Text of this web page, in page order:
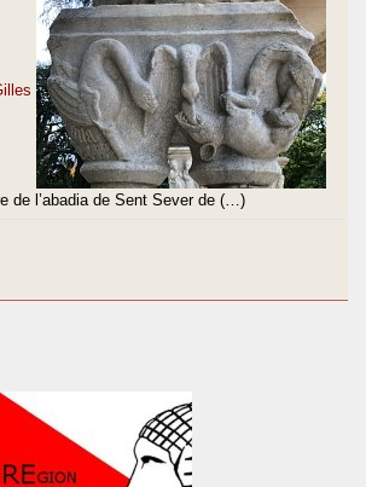
de l’abadia de Sent Sever de (…)